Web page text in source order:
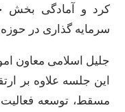
کرد و آمادگی بخش
سرمایه گذاری در حوزه
جلیل اسلامی معاون
این جلسه علاوه بر
مسقط، توسعه فعالیت